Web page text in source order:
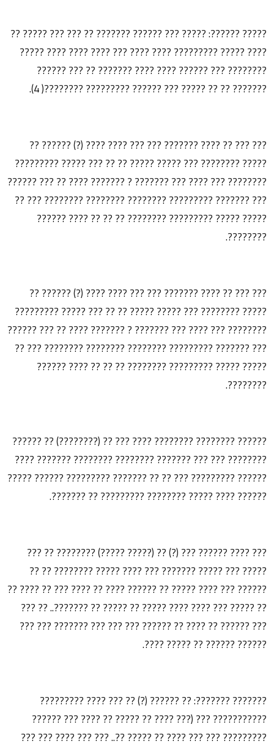
????? ??????: ????? ??? ?????? ??????? ?? ??? ??? ????? ??
???? ????? ????????? ???? ???? ??? ???? ???? ???? ?????
???????? ??? ?????? ???? ???? ??????? ?? ??? ??????
??????? ?? ?? ????? ??? ?????? ????????? ????????( 4).
??? ??? ?? ???? ??????? ??? ??? ???? ???? (?) ?????? ??
????? ???????? ??? ????? ????? ?? ?? ??? ????? ?????????
???????? ??? ???? ??? ??????? ? ??????? ???? ?? ??? ??????
??? ??????? ????????? ???????? ???????? ???????? ??? ??
????? ????? ????????? ???????? ?? ?? ?? ???? ??????
????????.
??? ??? ?? ???? ??????? ??? ??? ???? ???? (?) ?????? ??
????? ???????? ??? ????? ????? ?? ?? ??? ????? ?????????
???????? ??? ???? ??? ??????? ? ??????? ???? ?? ??? ??????
??? ??????? ????????? ???????? ???????? ???????? ??? ??
????? ????? ????????? ???????? ?? ?? ?? ???? ??????
????????.
?????? ???????? ???????? ???? ??? ?? (????????) ?? ??????
???????? ??? ??? ??????? ???????? ???????? ??????? ????
?????? ????????? ??? ?? ?? ??????? ????????? ?????? ?????
?????? ???? ????? ???????? ????????? ?? ???????.
??? ???? ?????? ??? (?) ?? (????? ?????) ???????? ?? ???
????? ??? ????? ??????? ??? ???? ????? ???????? ?? ??
?????? ??? ???? ????? ?? ?????? ???? ?? ???? ??? ?? ???? ??
?? ????? ??? ???? ???? ????? ?? ????? ?? ???????.. ?? ???
??? ?????? ?? ???? ?? ?????? ??? ??? ??? ??????? ??? ???
?????? ?????? ?? ????? ????.
??????? ???????: ?? ?????? (?) ?? ??? ???? ?????????
??????????? ??? (??? ???? ?? ????? ?? ???? ??? ??????
????????? ??? ??? ???? ?? ????? ??.. ??? ??? ???? ??? ???